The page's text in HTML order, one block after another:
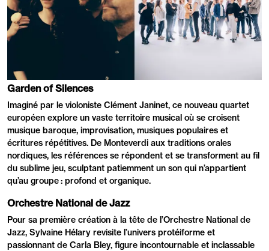
PRÉSENTATION
Garden of Silences
Imaginé par le violoniste Clément Janinet, ce nouveau quartet
européen explore un vaste territoire musical où se croisent
musique baroque, improvisation, musiques populaires et
écritures répétitives. De Monteverdi aux traditions orales
nordiques, les références se répondent et se transforment au fil
du sublime jeu, sculptant patiemment un son qui n’appartient
qu’au groupe : profond et organique.
Orchestre National de Jazz
Pour sa première création à la tête de l’Orchestre National de
Jazz, Sylvaine Hélary revisite l’univers protéiforme et
passionnant de Carla Bley, figure incontournable et inclassable